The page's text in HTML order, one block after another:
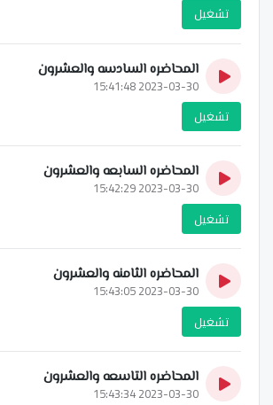
تشغيل
المحاضره السادسه والعشرون
2023-03-30 15:41:48
تشغيل
المحاضره السابعه والعشرون
2023-03-30 15:42:29
تشغيل
المحاضره الثامنه والعشرون
2023-03-30 15:43:05
تشغيل
المحاضره التاسعه والعشرون
2023-03-30 15:43:34